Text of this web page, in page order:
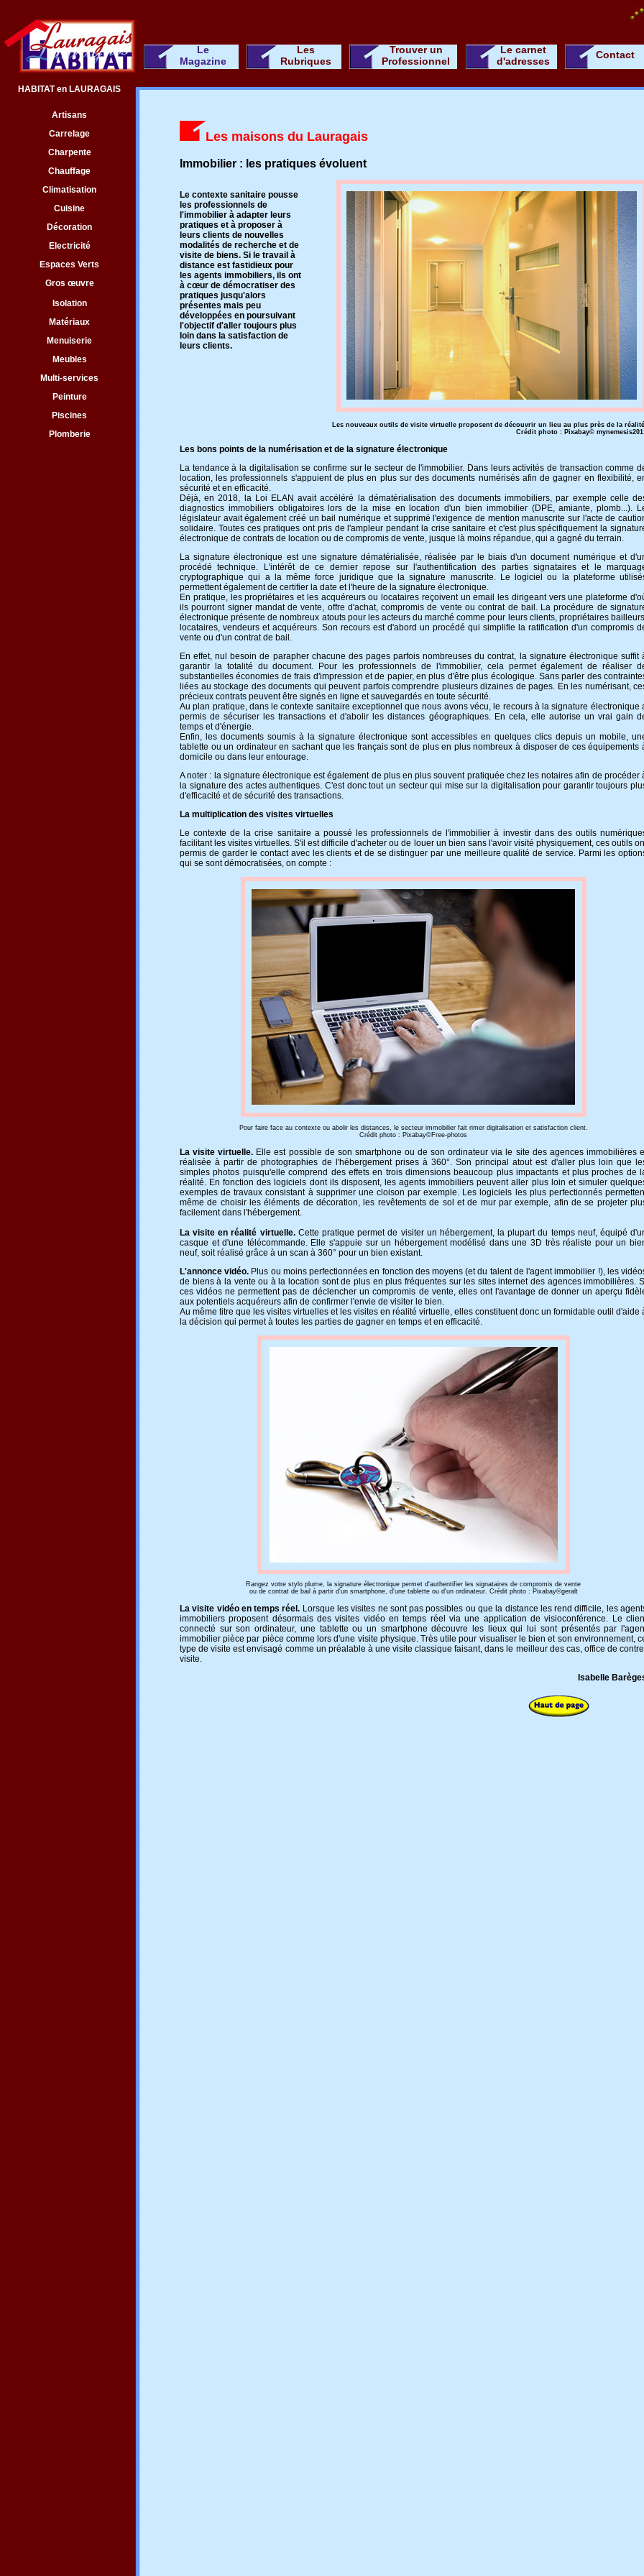
Trouver un
Professionnel
Le carnet
d'adresses
Contact
Les
Rubriques
Le
Magazine
Les maisons du Lauragais
Immobilier : les pratiques évoluent
Le contexte sanitaire pousse
les professionnels de
l'immobilier à adapter leurs
pratiques et à proposer à
leurs clients de nouvelles
modalités de recherche et de
visite de biens. Si le travail à
distance est fastidieux pour
les agents immobiliers, ils ont
à cœur de démocratiser des
pratiques jusqu'alors
présentes mais peu
développées en poursuivant
l'objectif d'aller toujours plus
loin dans la satisfaction de
leurs clients.
Les nouveaux outils de visite virtuelle proposent de découvrir un lieu au plus près de la
Crédit photo : Pixabay©
Les bons points de la numérisation et de la signature électronique
La tendance à la digitalisation se confirme sur le secteur de l'immobilier. Dans leurs activités de transaction comme
location, les professionnels s'appuient de plus en plus sur des documents numérisés afin de gagner en flexibilité,
sécurité et en efficacité.
Déjà, en 2018, la Loi ELAN avait accéléré la dématérialisation des documents immobiliers, par exemple celle
diagnostics immobiliers obligatoires lors de la mise en location d'un bien immobilier (DPE, amiante, plomb...).
législateur avait également créé un bail numérique et supprimé l'exigence de mention manuscrite sur l'acte de
solidaire. Toutes ces pratiques ont pris de l'ampleur pendant la crise sanitaire et c'est plus spécifiquement la
électronique de contrats de location ou de compromis de vente, jusque là moins répandue, qui a gagné du terrain.
La signature électronique est une signature dématérialisée, réalisée par le biais d'un document numérique et
procédé technique. L'intérêt de ce dernier repose sur l'authentification des parties signataires et le
cryptographique qui a la même force juridique que la signature manuscrite. Le logiciel ou la plateforme
permettent également de certifier la date et l'heure de la signature électronique.
En pratique, les propriétaires et les acquéreurs ou locataires reçoivent un email les dirigeant vers une plateforme
ils pourront signer mandat de vente, offre d'achat, compromis de vente ou contrat de bail. La procédure de
électronique présente de nombreux atouts pour les acteurs du marché comme pour leurs clients, propriétaires
locataires, vendeurs et acquéreurs. Son recours est d'abord un procédé qui simplifie la ratification d'un compromis
vente ou d'un contrat de bail.
En effet, nul besoin de parapher chacune des pages parfois nombreuses du contrat, la signature électronique suffit
garantir la totalité du document. Pour les professionnels de l'immobilier, cela permet également de réaliser
substantielles économies de frais d'impression et de papier, en plus d'être plus écologique. Sans parler des
liées au stockage des documents qui peuvent parfois comprendre plusieurs dizaines de pages. En les numérisant,
précieux contrats peuvent être signés en ligne et sauvegardés en toute sécurité.
Au plan pratique, dans le contexte sanitaire exceptionnel que nous avons vécu, le recours à la signature électronique
permis de sécuriser les transactions et d'abolir les distances géographiques. En cela, elle autorise un vrai gain
temps et d'énergie.
Enfin, les documents soumis à la signature électronique sont accessibles en quelques clics depuis un mobile,
tablette ou un ordinateur en sachant que les français sont de plus en plus nombreux à disposer de ces équipements
domicile ou dans leur entourage.
A noter : la signature électronique est également de plus en plus souvent pratiquée chez les notaires afin de procéder
la signature des actes authentiques. C'est donc tout un secteur qui mise sur la digitalisation pour garantir toujours
d'efficacité et de sécurité des transactions.
La multiplication des visites virtuelles
Le contexte de la crise sanitaire a poussé les professionnels de l'immobilier à investir dans des outils
facilitant les visites virtuelles. S'il est difficile d'acheter ou de louer un bien sans l'avoir visité physiquement, ces outils
permis de garder le contact avec les clients et de se distinguer par une meilleure qualité de service. Parmi les
qui se sont démocratisées, on compte :
Pour faire face au contexte ou abolir les distances, le secteur immobilier fait rimer digitalisation et satisfaction client.
Crédit photo : Pixabay©Free-photos
La visite virtuelle. Elle est possible de son smartphone ou de son ordinateur via le site des agences immobilières
réalisée à partir de photographies de l'hébergement prises à 360°. Son principal atout est d'aller plus loin que
simples photos puisqu'elle comprend des effets en trois dimensions beaucoup plus impactants et plus proches de
réalité. En fonction des logiciels dont ils disposent, les agents immobiliers peuvent aller plus loin et simuler
exemples de travaux consistant à supprimer une cloison par exemple. Les logiciels les plus perfectionnés
même de choisir les éléments de décoration, les revêtements de sol et de mur par exemple, afin de se projeter
facilement dans l'hébergement.
La visite en réalité virtuelle. Cette pratique permet de visiter un hébergement, la plupart du temps neuf, équipé
casque et d'une télécommande. Elle s'appuie sur un hébergement modélisé dans une 3D très réaliste pour un
neuf, soit réalisé grâce à un scan à 360° pour un bien existant.
L'annonce vidéo. Plus ou moins perfectionnées en fonction des moyens (et du talent de l'agent immobilier !), les
de biens à la vente ou à la location sont de plus en plus fréquentes sur les sites internet des agences immobilières.
ces vidéos ne permettent pas de déclencher un compromis de vente, elles ont l'avantage de donner un aperçu
aux potentiels acquéreurs afin de confirmer l'envie de visiter le bien.
Au même titre que les visites virtuelles et les visites en réalité virtuelle, elles constituent donc un formidable outil d'aide
la décision qui permet à toutes les parties de gagner en temps et en efficacité.
Rangez votre stylo plume, la signature électronique permet d'authentifier les signataires de compromis de vente
ou de contrat de bail à partir d'un smartphone, d'une tablette ou d'un ordinateur. Crédit photo : Pixabay©geralt
La visite vidéo en temps réel. Lorsque les visites ne sont pas possibles ou que la distance les rend difficile, les
immobiliers proposent désormais des visites vidéo en temps réel via une application de visioconférence. Le
connecté sur son ordinateur, une tablette ou un smartphone découvre les lieux qui lui sont présentés par
immobilier pièce par pièce comme lors d'une visite physique. Très utile pour visualiser le bien et son environnement,
type de visite est envisagé comme un préalable à une visite classique faisant, dans le meilleur des cas, office de
visite.
Isabelle
HABITAT en LAURAGAIS
Artisans
Carrelage
Charpente
Chauffage
Climatisation
Cuisine
Décoration
Electricité
Espaces Verts
Gros œuvre
Isolation
Matériaux
Menuiserie
Meubles
Multi-services
Peinture
Piscines
Plomberie